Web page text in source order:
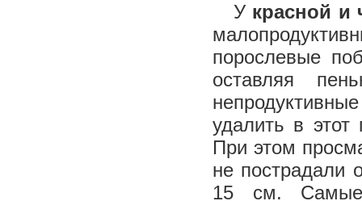
У красной и
порослевые
оставляя
удалить в
При этом
не пострадали
15 см. Самые